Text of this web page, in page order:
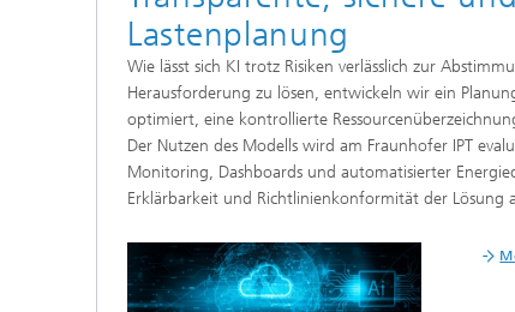
Lastenplanung
Wie lässt sich KI trotz Risiken verlässlich zur
Herausforderung zu lösen, entwickeln wir ein
optimiert, eine kontrollierte
Der Nutzen des Modells wird am Fraunhofer IPT
Monitoring, Dashboards und automatisierter
Erklärbarkeit und Richtlinienkonformität der Lösung